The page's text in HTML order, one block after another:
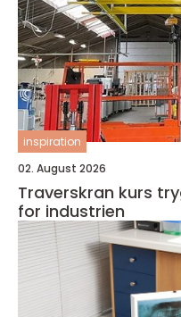
inspiration
02. August 2026
Traverskran kurs trygg og riktig opplæring
for industrien